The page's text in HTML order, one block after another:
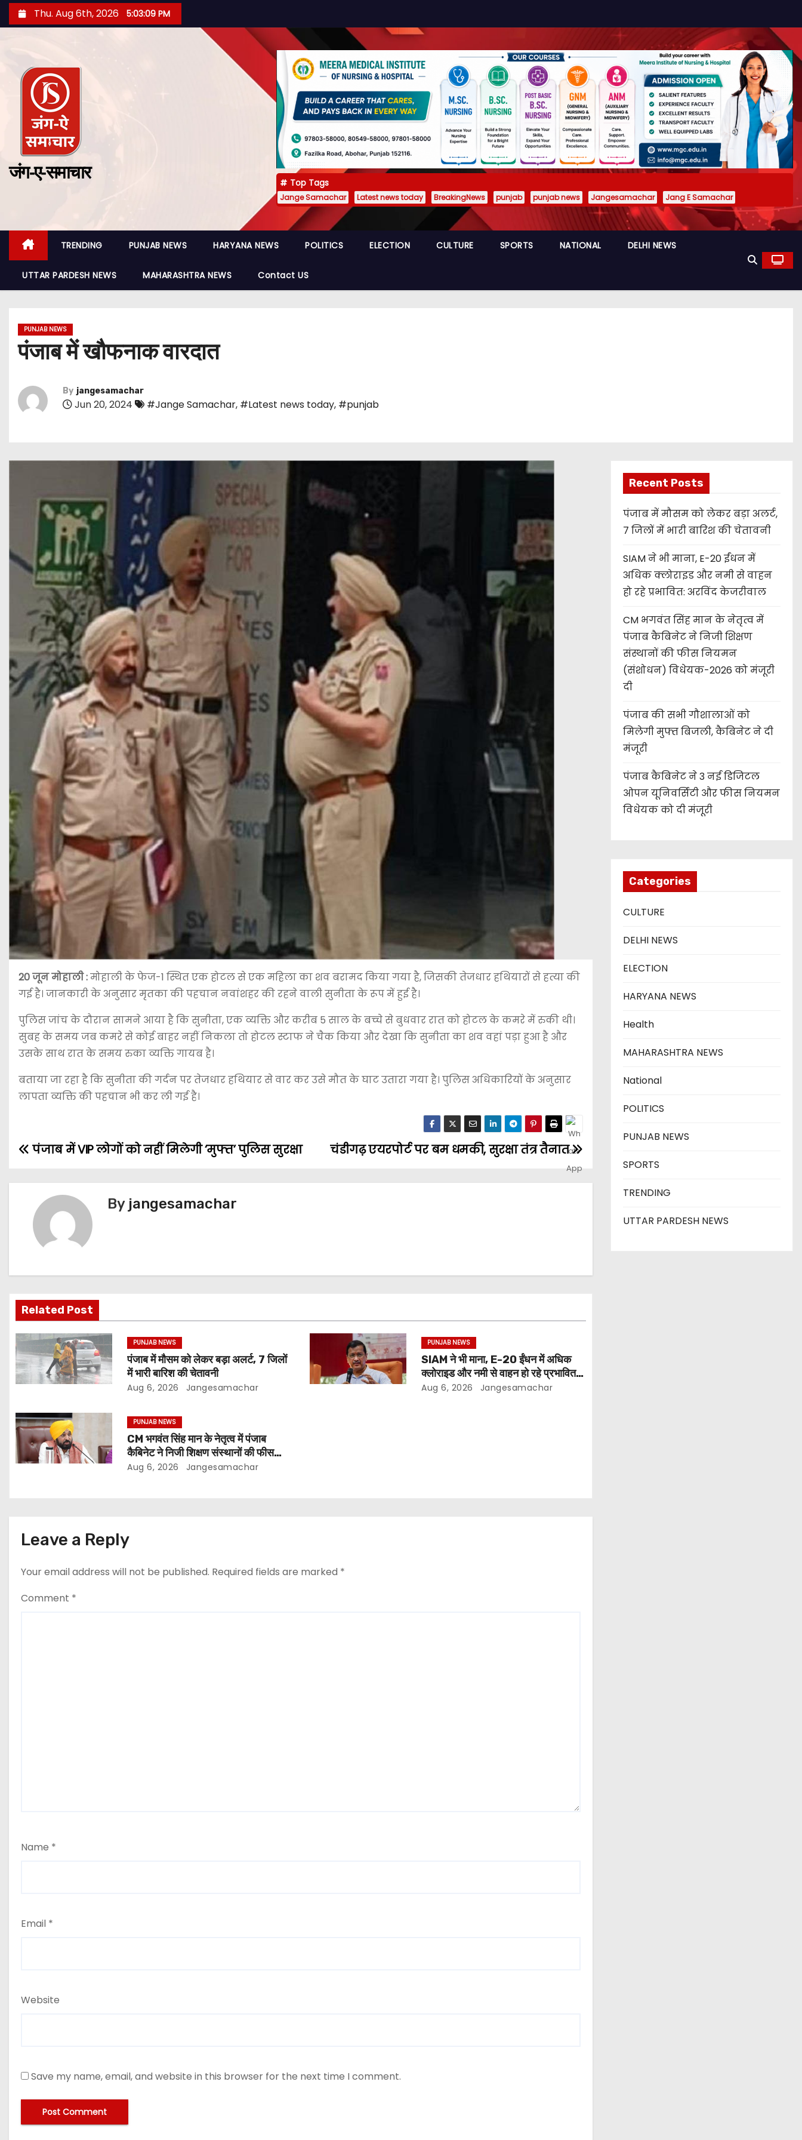
Thu. Aug 6th, 2026 5:03:11 PM
जंग-ए-समाचार
Top Tags
Jange Samachar Latest news today BreakingNews punjab punjab news Jangesamachar Jang E Samachar
TRENDING PUNJAB NEWS HARYANA NEWS POLITICS ELECTION CULTURE SPORTS NATIONAL DELHI NEWS
UTTAR PARDESH NEWS MAHARASHTRA NEWS Contact US
PUNJAB NEWS
पंजाब में खौफनाक वारदात
By jangesamachar
Jun 20, 2024 #Jange Samachar, #Latest news today, #punjab
20 जूनमोहाली :मोहाली के फेज-1 स्थित एक होटल से एक महिला का शव बरामद किया गया है, जिसकी तेजधार हथियारों से हत्या की
गई है। जानकारी के अनुसार मृतका की पहचान नवांशहर की रहने वाली सुनीता के रूप में हुई है।
पुलिस जांच के दौरान सामने आया है कि सुनीता, एक व्यक्ति और करीब 5 साल के बच्चे से बुधवार रात को होटल के कमरे में रुकी थी।
सुबह के समय जब कमरे से कोई बाहर नहीं निकला तो होटल स्टाफ ने चैक किया और देखा कि सुनीता का शव वहां पड़ा हुआ है और
उसके साथ रात के समय रुका व्यक्ति गायब है।
बताया जा रहा है कि सुनीता की गर्दन पर तेजधार हथियार से वार कर उसे मौत के घाट उतारा गया है। पुलिस अधिकारियों के अनुसार
लापता व्यक्ति की पहचान भी कर ली गई है।
चंडीगढ़ एयरपोर्ट पर बम धमकी, सुरक्षा तंत्र तैनात
पंजाब में VIP लोगों को नहीं मिलेगी ‘मुफ्त’ पुलिस सुरक्षा
By jangesamachar
Related Post
PUNJAB NEWS
पंजाब में मौसम को लेकर बड़ा अलर्ट, 7 जिलों
में भारी बारिश की चेतावनी
Aug 6, 2026 Jangesamachar
PUNJAB NEWS
SIAM ने भी माना, E-20 ईंधन में अधिक
क्लोराइड और नमी से वाहन हो रहे प्रभावित:
अरविंद केजरीवाल
Aug 6, 2026 Jangesamachar
PUNJAB NEWS
CM भगवंत सिंह मान के नेतृत्व में पंजाब
कैबिनेट ने निजी शिक्षण संस्थानों की फीस
नियमन (संशोधन) विधेयक-2026 को
Aug 6, 2026 Jangesamachar
Leave a Reply
Your email address will not be published. Required fields are marked *
Comment *
Name *
Email *
Website
Save my name, email, and website in this browser for the next time I comment.
Recent Posts
पंजाब में मौसम को लेकर बड़ा अलर्ट,
7 जिलों में भारी बारिश की चेतावनी
SIAM ने भी माना, E-20 ईंधन में
अधिक क्लोराइड और नमी से वाहन
हो रहे प्रभावित: अरविंद केजरीवाल
CM भगवंत सिंह मान के नेतृत्व में
पंजाब कैबिनेट ने निजी शिक्षण
संस्थानों की फीस नियमन
(संशोधन) विधेयक-2026 को मंजूरी
दी
पंजाब की सभी गौशालाओं को
मिलेगी मुफ्त बिजली, कैबिनेट ने दी
मंजूरी
पंजाब कैबिनेट ने 3 नई डिजिटल
ओपन यूनिवर्सिटी और फीस नियमन
विधेयक को दी मंजूरी
Categories
CULTURE
DELHI NEWS
ELECTION
HARYANA NEWS
Health
MAHARASHTRA NEWS
National
POLITICS
PUNJAB NEWS
SPORTS
TRENDING
UTTAR PARDESH NEWS